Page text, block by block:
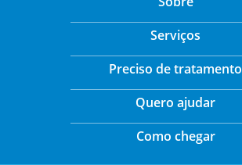
Serviços
Preciso de tratamento
Quero ajudar
Como chegar